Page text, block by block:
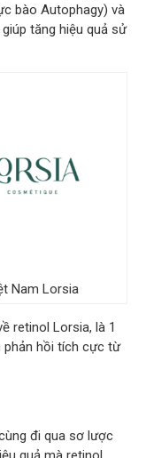
bào Autophagy) và
tăng hiệu quả sử
Nam Lorsia
retinol Lorsia, là 1
phản hồi tích cực từ
đi qua sơ lược